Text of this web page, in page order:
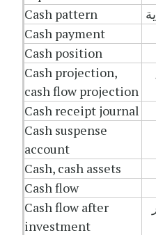
Cash pattern
Cash payment
Cash position
Cash projection,
cash flow projection
Cash receipt journal
Cash suspense
account
Cash, cash assets
Cash flow
Cash flow after
investment